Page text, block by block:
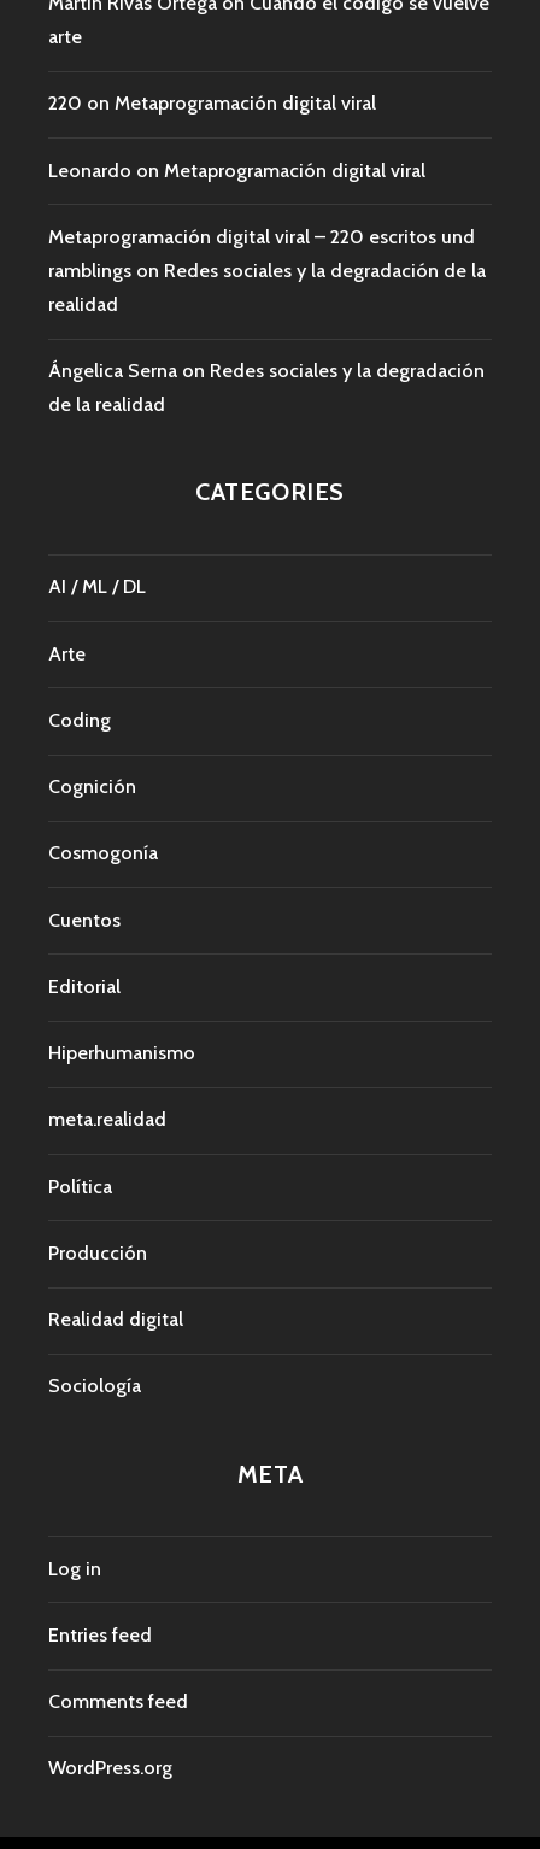
arte
220 on Metaprogramación digital viral
Leonardo on Metaprogramación digital viral
Metaprogramación digital viral – 220 escritos und
ramblings on Redes sociales y la degradación de la
realidad
Ángelica Serna on Redes sociales y la degradación
de la realidad
CATEGORIES
AI / ML / DL
Arte
Coding
Cognición
Cosmogonía
Cuentos
Editorial
Hiperhumanismo
meta.realidad
Política
Producción
Realidad digital
Sociología
META
Log in
Entries feed
Comments feed
WordPress.org